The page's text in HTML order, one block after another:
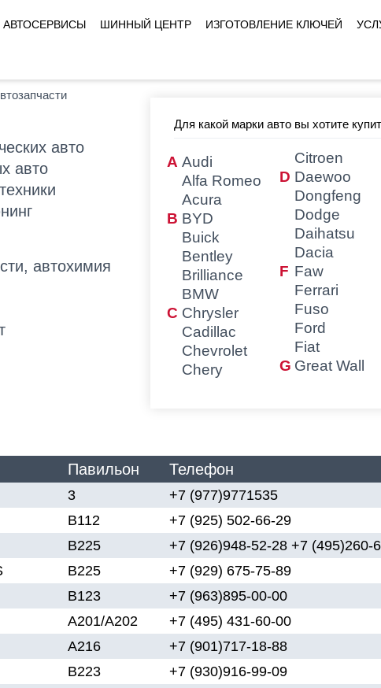
АВТОСЕРВИСЫ ШИННЫЙ ЦЕНТР ИЗГОТОВЛЕНИЕ КЛЮЧЕЙ
авто
авто
автохимия
Для какой марки авто вы хотите
Audi
Alfa Romeo
Acura
BYD
Buick
Bentley
Brilliance
BMW
Chrysler
Cadillac
Chevrolet
Chery
Citroen
Daewoo
Dongfeng
Dodge
Daihatsu
Dacia
Faw
Ferrari
Fuso
Ford
Fiat
Great Wall
Павильон Телефон
3 +7 (977)9771535
В112 +7 (925) 502-66-29
B225 +7 (926)948-52-28 +7 (495)260-
B225 +7 (929) 675-75-89
B123 +7 (963)895-00-00
A201/А202 +7 (495) 431-60-00
A216 +7 (901)717-18-88
B223 +7 (930)916-99-09